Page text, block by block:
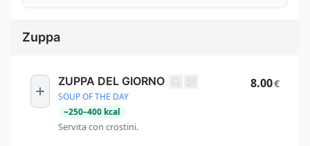
Zuppa
ZUPPA DEL GIORNO
SOUP OF THE DAY
~250–400 kcal
Servita con crostini.
8.00€